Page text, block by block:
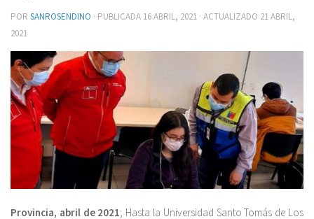
POR SANROSENDINO · PUBLICADA 16 ABRIL, 2021 · ACTUALIZADO 21 ABRIL,
2021
Provincia, abril de 2021; Hasta la Universidad Santo Tomás de Los